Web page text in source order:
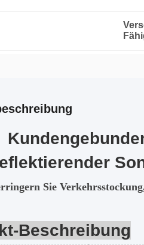
Sie
Beschreibung